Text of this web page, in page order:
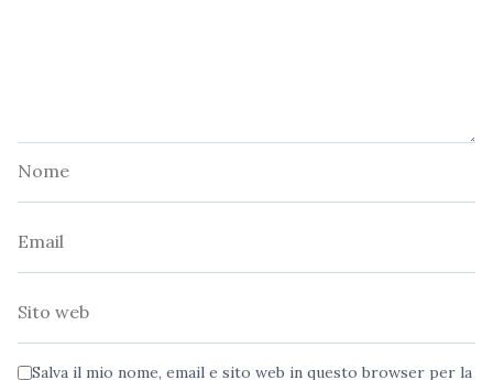
Salva il mio nome, email e sito web in questo browser per la